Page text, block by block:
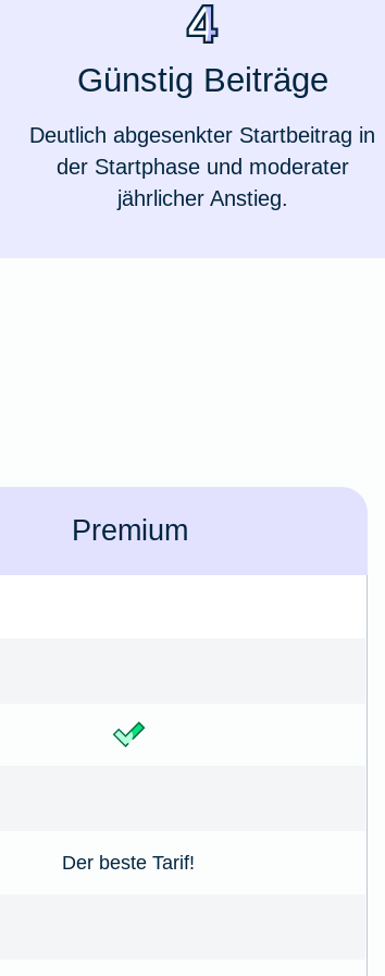
Günstig Beiträge
Deutlich abgesenkter Startbeitrag in
der Startphase und moderater
jährlicher Anstieg.
Premium
Der beste Tarif!